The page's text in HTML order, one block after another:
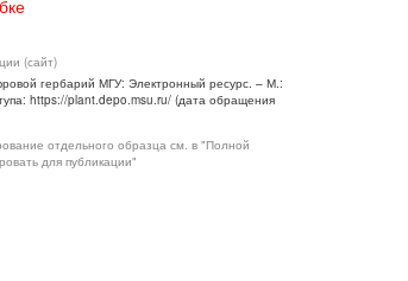
(сайт)
гербарий МГУ: Электронный ресурс. – М.:
https://plant.depo.msu.ru/ (дата обращения
отдельного образца см. в "Полной
для публикации"